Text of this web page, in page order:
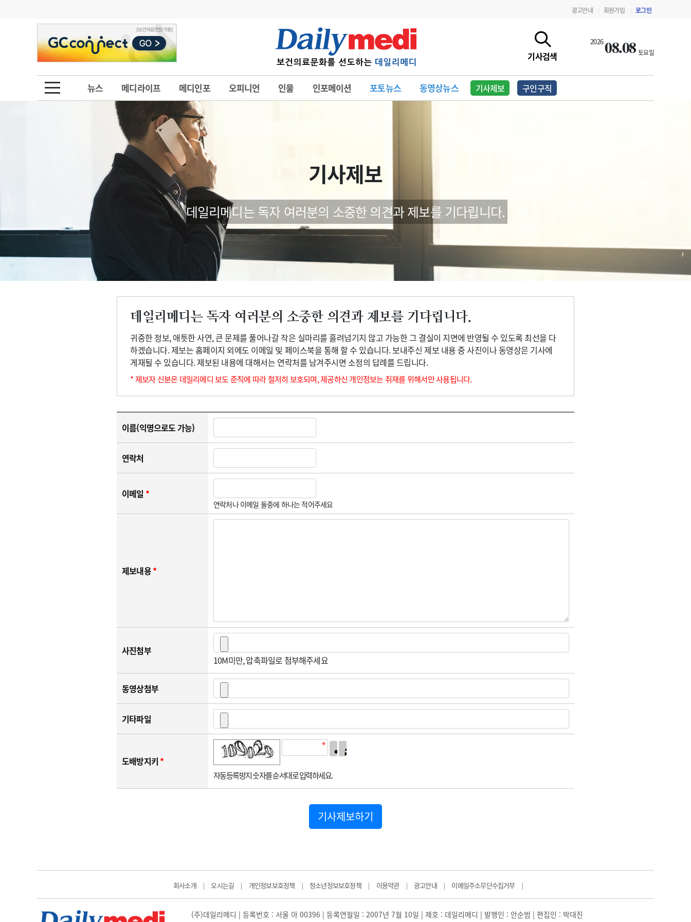
광고안내 회원가입 로그인
기사검색
202608.08 토요일
뉴스 메디라이프 메디인포 오피니언 인물 인포메이션 포토뉴스 동영상뉴스 기사제보 구인구직
금주의 검색어
1
의사인력 수급 추계
2
성분명 처방
3
AI의료
4
전공의 모집 결과
의사국시 합격률
6
관리급여 실시
의과대학 입시
10 약가인하
인사 사고
오피니언 칼럼 수첩
인물 초대석 피플
포토뉴스
지역병원 중소병원
행정처분 판례
학회·연수강좌 학회/연수강좌 행사
법적고지
기사제보
데일리메디는 독자 여러분의 소중한 의견과 제보를 기다립니다.
데일리메디는 독자 여러분의 소중한 의견과 제보를 기다립니다.
귀중한 정보, 애틋한 사연, 큰 문제를 풀어나갈 작은 실마리를 흘려넘기지 않고 가능한 그 결실이 지면에 반영될 수 있도록 최선을 다
하겠습니다. 제보는 홈페이지 외에도 이메일 및 페이스북을 통해 할 수 있습니다. 보내주신 제보 내용 중 사진이나 동영상은 기사에
게재될 수 있습니다. 제보된 내용에 대해서는 연락처를 남겨주시면 소정의 답례를 드립니다.
* 제보자 신분은 데일리메디 보도 준칙에 따라 철저히 보호되며, 제공하신 개인정보는 취재를 위해서만 사용됩니다.
이름(익명으로도 가능)
연락처
이메일 *
연락처나 이메일 둘중에 하나는 적어주세요
제보내용*
사진첨부
10M미만, 압축파일로 첨부해주세요
동영상첨부
기타파일
도배방지키 *
자동등록방지 숫자를 순서대로 입력하세요.
기사제보하기
회사소개 | 오시는길 | 개인정보보호정책 | 청소년정보보호정책 | 이용약관 | 광고안내 | 이메일주소무단수집거부 |
(주)데일리메디 | 등록번호 : 서울 아 00396 | 등록연월일 : 2007년 7월 10일 | 제호 : 데일리메디 | 발행인 : 안순범 | 편집인 : 박대진